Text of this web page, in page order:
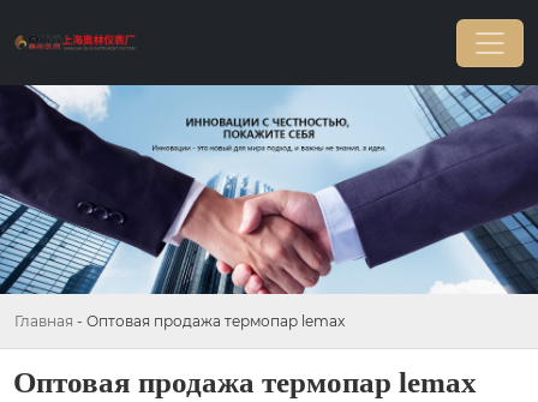
Главная - Оптовая продажа термопар lemax
Оптовая продажа термопар lemax